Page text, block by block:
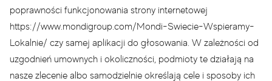
poprawności funkcjonowania strony internetowej
https://www.mondigroup.com/Mondi-Swiecie-Wspieramy-
Lokalnie/ czy samej aplikacji do głosowania. W zależności od
uzgodnień umownych i okoliczności, podmioty te działają na
nasze zlecenie albo samodzielnie określają cele i sposoby ich